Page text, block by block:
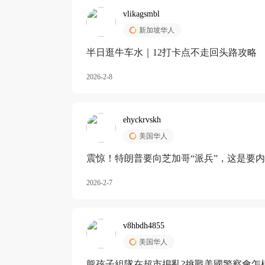
vlikagsmbl
新加坡华人
半日逛牛车水｜12打卡点不走回头路攻略
2026-2-8
ehyckrvskh
美国华人
震惊！特朗普要向芝加哥“派兵”，这是要
2026-2-7
v8hbdh4855
美国华人